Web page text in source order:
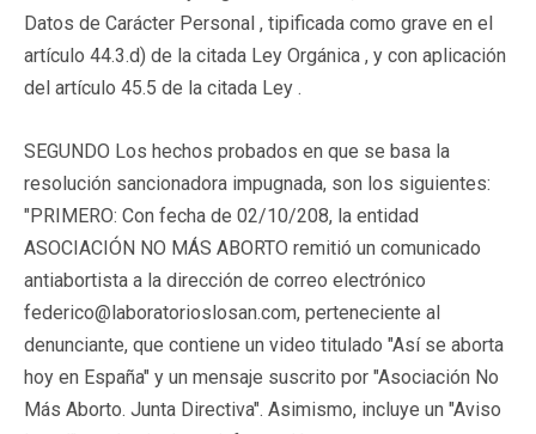
Datos de Carácter Personal , tipificada como grave en el
artículo 44.3.d) de la citada Ley Orgánica , y con aplicación
del artículo 45.5 de la citada Ley .
SEGUNDO Los hechos probados en que se basa la
resolución sancionadora impugnada, son los siguientes:
"PRIMERO: Con fecha de 02/10/208, la entidad
ASOCIACIÓN NO MÁS ABORTO remitió un comunicado
antiabortista a la dirección de correo electrónico
federico@laboratorioslosan.com, perteneciente al
denunciante, que contiene un video titulado "Así se aborta
hoy en España" y un mensaje suscrito por "Asociación No
Más Aborto. Junta Directiva". Asimismo, incluye un "Aviso